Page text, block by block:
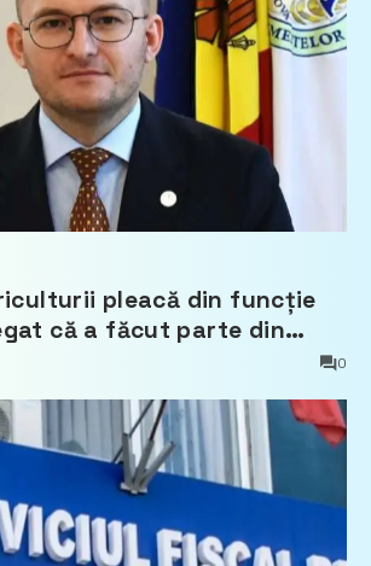
pleacă din funcție
că a făcut parte din
0